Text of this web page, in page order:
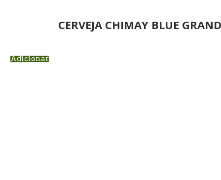
CERVEJA CHIMAY BLUE
Adicionar